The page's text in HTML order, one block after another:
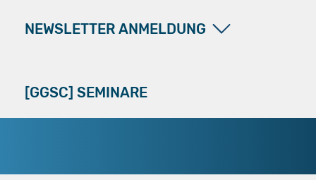
NEWSLETTER ANMELDUNG
[GGSC] SEMINARE